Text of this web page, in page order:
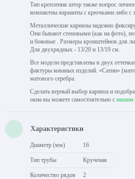
Тип крепления штор также вопрос
компактны варианты с крючками либо с
Металлические карнизы надежно
Они бывают стеновыми (как на фото),
и боковые . Размеры кронштейнов для
Для двухрядных - 13/20 и 13/19 см.
Все модели представлены в двух
фактуры кованых изделий. «Сатин»
матового серебра.
Сделать верный выбор карниза и
окна вы можете самостоятельно с нашим
Характеристики
Диаметр (мм) 16
Тип трубы Крученая
Количество рядов 2